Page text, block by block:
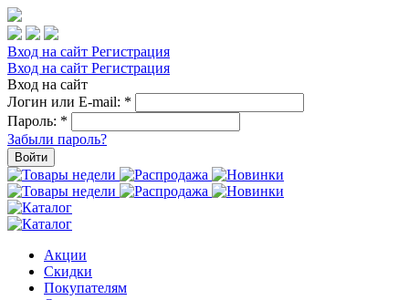
Вход на сайт Регистрация
Вход на сайт Регистрация
Вход на сайт
Логин или E-mail: *
Пароль: *
Забыли пароль?
Войти
Акции
Скидки
Покупателям